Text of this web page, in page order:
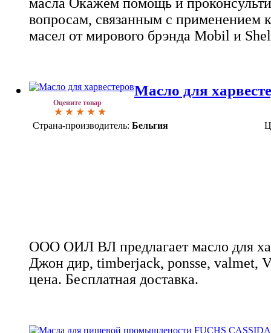
масла Окажем помощь и
вопросам, связанным с применением
масел от мирового брэнда Mobil и
Оцените товар
Масло для
Страна-производитель: Бельгия
ООО ОИЛ ВЛ предлагает масло для
Джон дир, timberjack, ponsse, valmet,
цена. Бесплатная доставка.